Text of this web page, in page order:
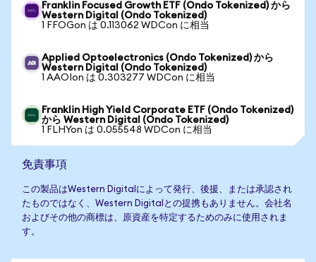
Franklin Focused Growth ETF (Ondo Tokenized) から
Western Digital (Ondo Tokenized)
1 FFOGon は 0.113062 WDCon に相当
Applied Optoelectronics (Ondo Tokenized) から
Western Digital (Ondo Tokenized)
1 AAOIon は 0.303277 WDCon に相当
Franklin High Yield Corporate ETF (Ondo Tokenized)
から Western Digital (Ondo Tokenized)
1 FLHYon は 0.055548 WDCon に相当
免責事項
この製品はWestern Digitalによって発行、後援、または承認され
たものではなく、Western Digitalとの提携もありません。会社名
およびその他の商標は、原資産を特定するためのみに使用されま
す。